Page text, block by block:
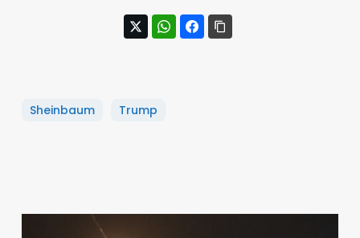
Sheinbaum Trump